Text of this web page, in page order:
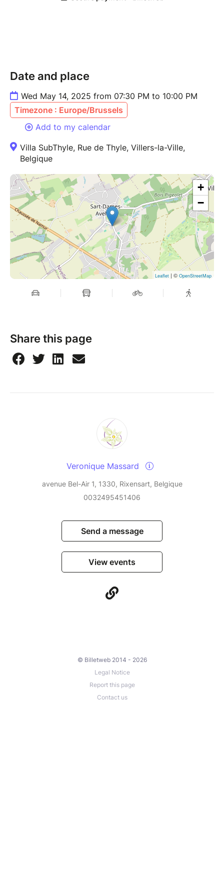
Date and place
Wed May 14, 2025 from 07:30 PM to 10:00 PM
Timezone : Europe/Brussels
Add to my calendar
Villa SubThyle, Rue de Thyle, Villers-la-Ville,
Belgique
+
−
Leaflet | © OpenStreetMap
Share this page
Veronique Massard
avenue Bel-Air 1, 1330, Rixensart, Belgique
0032495451406
Send a message
View events
© Billetweb 2014 - 2026
Legal Notice
Report this page
Contact us